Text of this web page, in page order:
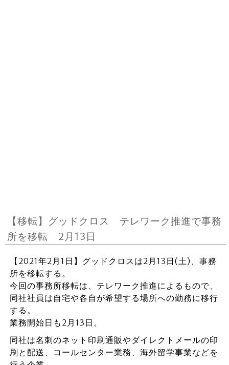
【移転】グッドクロス テレワーク推進で事務
所を移転 2月13日
【2021年2月1日】グッドクロスは2月13日(土)、事務
所を移転する。
今回の事務所移転は、テレワーク推進によるもので、
同社社員は自宅や各自が希望する場所への勤務に移行
する。
業務開始日も2月13日。
同社は名刺のネット印刷通販やダイレクトメールの印
刷と配送、コールセンター業務、海外留学事業などを